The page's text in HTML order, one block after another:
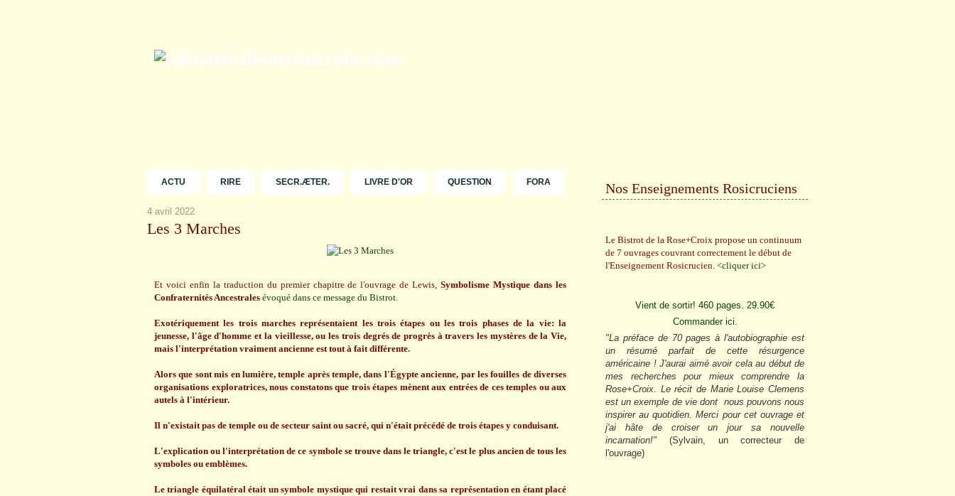
ACTU RIRE SECR.ÆTER. LIVRE D'OR QUESTION FORA
4 avril 2022
Les 3 Marches
Et voici enfin la traduction du premier chapitre de l'ouvrage de Lewis,Symbolisme Mystique dans les
Confraternités Ancestrales évoqué dans ce message du Bistrot.
Exotériquement les trois marches représentaient les trois étapes ou les trois phases de la vie: la
jeunesse, l'âge d'homme et la vieillesse, ou les trois degrés de progrès à travers les mystères de la Vie,
mais l'interprétation vraiment ancienne est tout à fait différente.
Alors que sont mis en lumière, temple après temple, dans l'Égypte ancienne, par les fouilles de diverses
organisations exploratrices, nous constatons que trois étapes mènent aux entrées de ces temples ou aux
autels à l'intérieur.
Il n'existait pas de temple ou de secteur saint ou sacré, qui n'était précédé de trois étapes y conduisant.
L'explication ou l'interprétation de ce symbole se trouve dans le triangle, c'est le plus ancien de tous les
symboles ou emblèmes.
Le triangle équilatéral était un symbole mystique qui restait vrai dans sa représentation en étant placé
Nos Enseignements Rosicruciens
Le Bistrot de la Rose+Croix propose un continuum
de 7 ouvrages couvrant correctement le début de
l'Enseignement Rosicrucien. <cliquer ici>
Vient de sortir! 460 pages. 29.90€
Commander ici.
"La préface de 70 pages à l'autobiographie est
un résumé parfait de cette résurgence
américaine ! J'aurai aimé avoir cela au début de
mes recherches pour mieux comprendre la
Rose+Croix. Le récit de Marie Louise Clemens
est un exemple de vie dont nous pouvons nous
inspirer au quotidien. Merci pour cet ouvrage et
j'ai hâte de croiser un jour sa nouvelle
incarnation!" (Sylvain, un correcteur de
l'ouvrage)